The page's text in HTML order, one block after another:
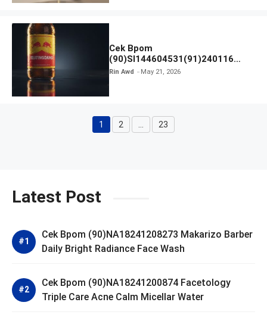
Cek Bpom
(90)SI144604531(91)240116
Kratingdaeng Red Bull
Rin Awd May 21, 2026
Page
1 Page
2 Page
23
Latest Post
Cek Bpom (90)NA18241208273 Makarizo Barber
Daily Bright Radiance Face Wash
Cek Bpom (90)NA18241200874 Facetology
Triple Care Acne Calm Micellar Water